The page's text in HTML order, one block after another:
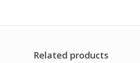
Related products